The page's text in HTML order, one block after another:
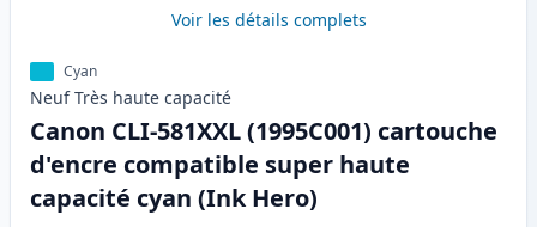
Voir les détails complets
Cyan
Neuf Très haute capacité
Canon CLI-581XXL (1995C001) cartouche
d'encre compatible super haute
capacité cyan (Ink Hero)